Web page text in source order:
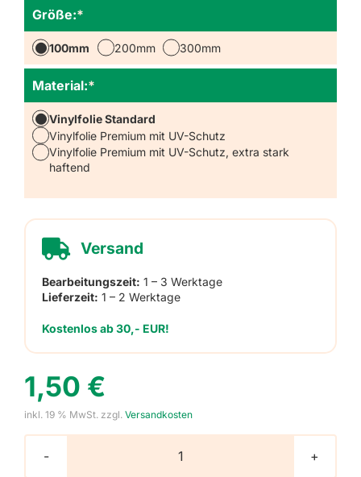
*
Größe:
100mm 200mm 300mm
*
Material:
Vinylfolie Standard
Vinylfolie Premium mit UV-Schutz
Vinylfolie Premium mit UV-Schutz, extra stark
haftend
Versand
Bearbeitungszeit: 1 – 3 Werktage
Lieferzeit: 1 – 2 Werktage
Kostenlos ab 30,- EUR!
1,50 €
inkl. 19 % MwSt. zzgl. Versandkosten
Verbotszeichen